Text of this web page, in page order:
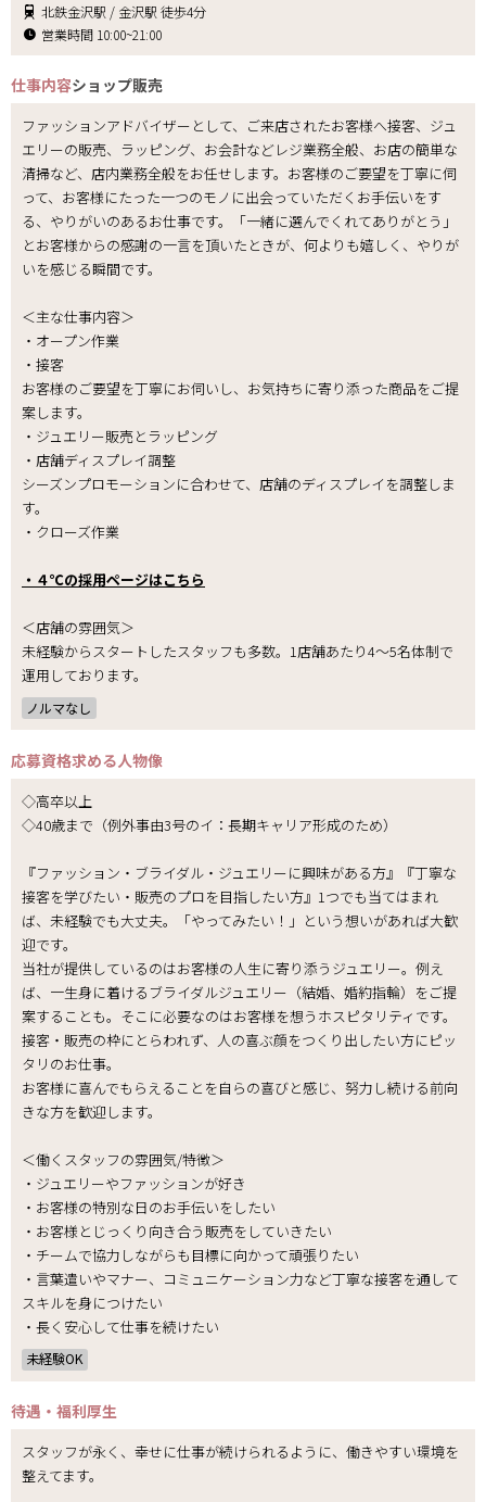
北鉄金沢駅 / 金沢駅 徒歩4分
営業時間 10:00~21:00
仕事内容ショップ販売
ファッションアドバイザーとして、ご来店されたお客様へ接客、ジュ
エリーの販売、ラッピング、お会計などレジ業務全般、お店の簡単な
清掃など、店内業務全般をお任せします。お客様のご要望を丁寧に伺
って、お客様にたった一つのモノに出会っていただくお手伝いをす
る、やりがいのあるお仕事です。「一緒に選んでくれてありがとう」
とお客様からの感謝の一言を頂いたときが、何よりも嬉しく、やりが
いを感じる瞬間です。
＜主な仕事内容＞
・オープン作業
・接客
お客様のご要望を丁寧にお伺いし、お気持ちに寄り添った商品をご提
案します。
・ジュエリー販売とラッピング
・店舗ディスプレイ調整
シーズンプロモーションに合わせて、店舗のディスプレイを調整しま
す。
・クローズ作業
・４℃の採用ページはこちら
＜店舗の雰囲気＞
未経験からスタートしたスタッフも多数。1店舗あたり4～5名体制で
運用しております。
ノルマなし
応募資格求める人物像
◇高卒以上
◇40歳まで（例外事由3号のイ：長期キャリア形成のため）
『ファッション・ブライダル・ジュエリーに興味がある方』『丁寧な
接客を学びたい・販売のプロを目指したい方』1つでも当てはまれ
ば、未経験でも大丈夫。「やってみたい！」という想いがあれば大歓
迎です。
当社が提供しているのはお客様の人生に寄り添うジュエリー。例え
ば、一生身に着けるブライダルジュエリー（結婚、婚約指輪）をご提
案することも。そこに必要なのはお客様を想うホスピタリティです。
接客・販売の枠にとらわれず、人の喜ぶ顔をつくり出したい方にピッ
タリのお仕事。
お客様に喜んでもらえることを自らの喜びと感じ、努力し続ける前向
きな方を歓迎します。
＜働くスタッフの雰囲気/特徴＞
・ジュエリーやファッションが好き
・お客様の特別な日のお手伝いをしたい
・お客様とじっくり向き合う販売をしていきたい
・チームで協力しながらも目標に向かって頑張りたい
・言葉遣いやマナー、コミュニケーション力など丁寧な接客を通して
スキルを身につけたい
・長く安心して仕事を続けたい
未経験OK
待遇・福利厚生
スタッフが永く、幸せに仕事が続けられるように、働きやすい環境を
整えてます。